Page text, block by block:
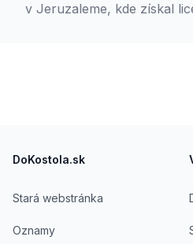
v Jeruzaleme, kde získal
Teologickej fakulty
Spišskej Kapitule. Aktívne
biblickej problematiky.
DoKostola.sk
Stará webstránka
Oznamy